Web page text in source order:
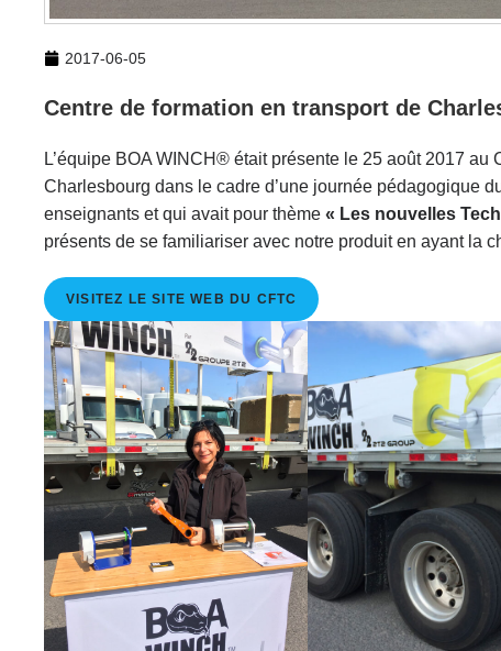
2017-06-05
Centre de formation en transport de
L’équipe BOA WINCH® était présente le 25 août 2017 au
Charlesbourg dans le cadre d’une journée pédagogique
enseignants et qui avait pour thème « Les nouvelles
présents de se familiariser avec notre produit en ayant la
VISITEZ LE SITE WEB DU CFTC